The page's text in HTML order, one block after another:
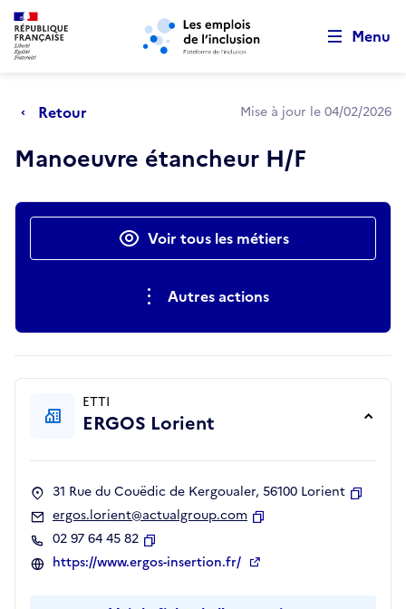
Aller au menu principal Aller au contenu principal
Menu
Retour Mise à jour le 04/02/2026
Manoeuvre étancheur H/F
Actions rapidesVoir tous les métiers
Autres actions
ETTI
ERGOS Lorient
31 Rue du Couëdic de Kergoualer, 56100 Lorient
ergos.lorient@actualgroup.com
02 97 64 45 82
Copier
https://www.ergos-insertion.fr/
Retour au début de la page
Panneau de gestion des cookies